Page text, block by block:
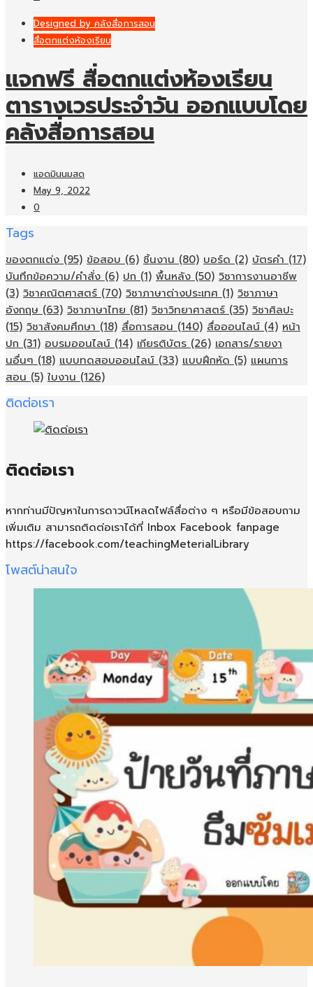
Designed by คลังสื่อการสอน
สื่อตกแต่งห้องเรียน
แจกฟรี สื่อตกแต่งห้องเรียน
ตารางเวรประจำวัน ออกแบบโดย
คลังสื่อการสอน
แอดมินนมสด
May 9, 2022
0
Tags
ของตกแต่ง (95) ข้อสอบ (6) ชิ้นงาน (80) บอร์ด (2) บัตรคำ (17)
บันทึกข้อความ/คำสั่ง (6) ปก (1) พื้นหลัง (50) วิชาการงานอาชีพ
(3) วิชาคณิตศาสตร์ (70) วิชาภาษาต่างประเทศ (1) วิชาภาษา
อังกฤษ (63) วิชาภาษาไทย (81) วิชาวิทยาศาสตร์ (35) วิชาศิลปะ
(15) วิชาสังคมศึกษา (18) สื่อการสอน (140) สื่อออนไลน์ (4) หน้า
ปก (31) อบรมออนไลน์ (14) เกียรติบัตร (26) เอกสาร/รายงา
นอื่นๆ (18) แบบทดสอบออนไลน์ (33) แบบฝึกหัด (5) แผนการ
สอน (5) ใบงาน (126)
ติดต่อเรา
ติดต่อเรา
หากท่านมีปัญหาในการดาวน์โหลดไฟล์สื่อต่าง ๆ หรือมีข้อสอบถาม
เพิ่มเติม สามารถติดต่อเราได้ที่ Inbox Facebook fanpage
https://facebook.com/teachingMeterialLibrary
โพสต์น่าสนใจ